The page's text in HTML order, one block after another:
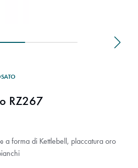
RZ267
forma di Kettlebell, placcatura oro